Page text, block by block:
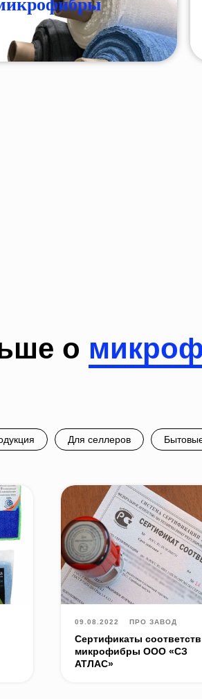
о
Для селлеров
09.08.2022 ПРО ЗАВОД
Сертификаты
микрофибры ООО «СЗ
АТЛАС»